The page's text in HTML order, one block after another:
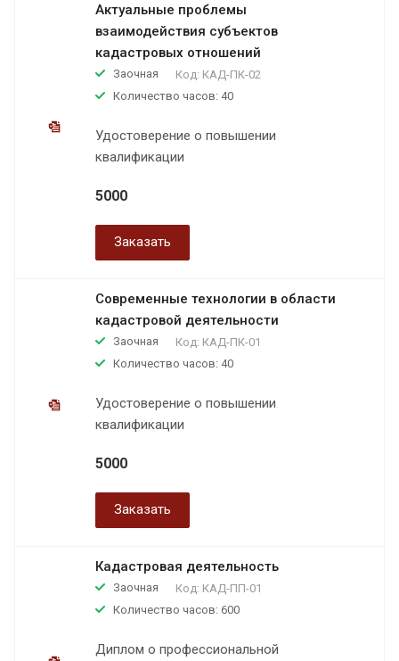
Актуальные проблемы
взаимодействия субъектов
кадастровых отношений
Заочная Код: КАД-ПК-02
Количество часов: 40
Удостоверение о повышении
квалификации
5000
Заказать
Современные технологии в области
кадастровой деятельности
Заочная Код: КАД-ПК-01
Количество часов: 40
Удостоверение о повышении
квалификации
5000
Заказать
Кадастровая деятельность
Заочная Код: КАД-ПП-01
Количество часов: 600
Диплом о профессиональной